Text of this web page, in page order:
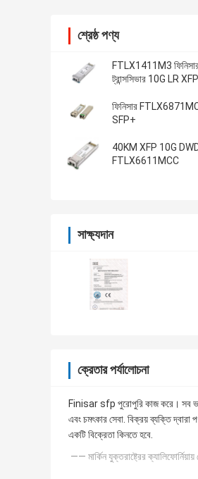
শ্রেষ্ঠ পণ্য
FTLX1411M3
ট্রান্সসিভার 10G LR XFP
ফিনিসার
SFP+
40KM XFP 10G
FTLX6611MCC
সাক্ষ্যদান
ক্রেতার পর্যালোচনা
Finisar sfp পুরোপুরি কাজ করে। সব
এবং চমৎকার সেবা. বিক্রয় ব্যক্তি দ্বারা
একটি বিক্রেতা কিনতে হবে.
—— মার্কিন যুক্তরাষ্ট্রের